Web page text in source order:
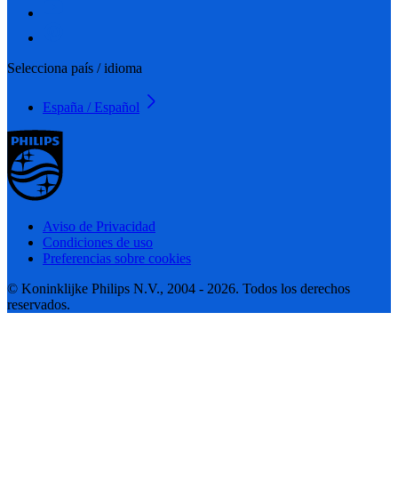
Selecciona país / idioma
España / Español
Aviso de Privacidad
Condiciones de uso
Preferencias sobre cookies
© Koninklijke Philips N.V., 2004 - 2026. Todos los derechos
reservados.